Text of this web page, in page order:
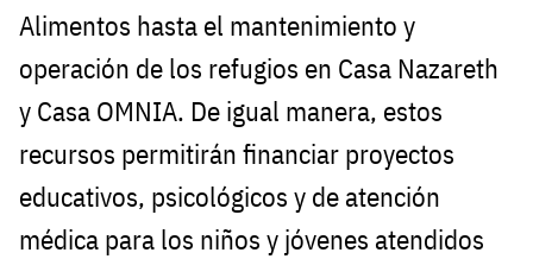
Alimentos hasta el mantenimiento y
operación de los refugios en Casa Nazareth
y Casa OMNIA. De igual manera, estos
recursos permitirán financiar proyectos
educativos, psicológicos y de atención
médica para los niños y jóvenes atendidos